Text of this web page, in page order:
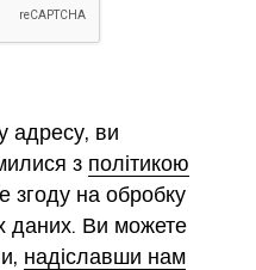
адресу, ви
з політикою
згоду на обробку
даних. Ви можете
надіславши нам